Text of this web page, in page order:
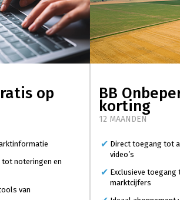
op
tot noteringen en
van
BB
korting
12 MAANDEN
Direct toegang tot
video’s
Exclusieve
marktcijfers